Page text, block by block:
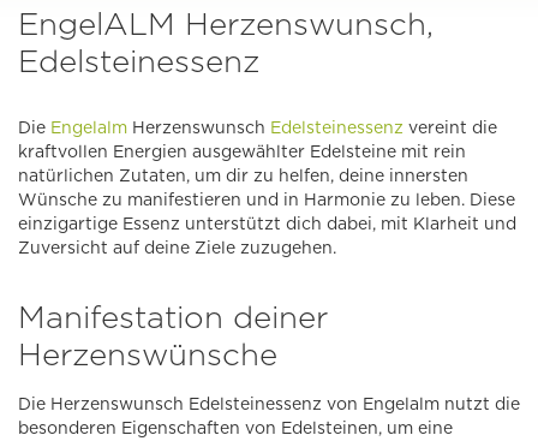
EngelALM Herzenswunsch,
Edelsteinessenz
Die Engelalm Herzenswunsch Edelsteinessenz vereint die
kraftvollen Energien ausgewählter Edelsteine mit rein
natürlichen Zutaten, um dir zu helfen, deine innersten
Wünsche zu manifestieren und in Harmonie zu leben. Diese
einzigartige Essenz unterstützt dich dabei, mit Klarheit und
Zuversicht auf deine Ziele zuzugehen.
Manifestation deiner
Herzenswünsche
Die Herzenswunsch Edelsteinessenz von Engelalm nutzt die
besonderen Eigenschaften von Edelsteinen, um eine